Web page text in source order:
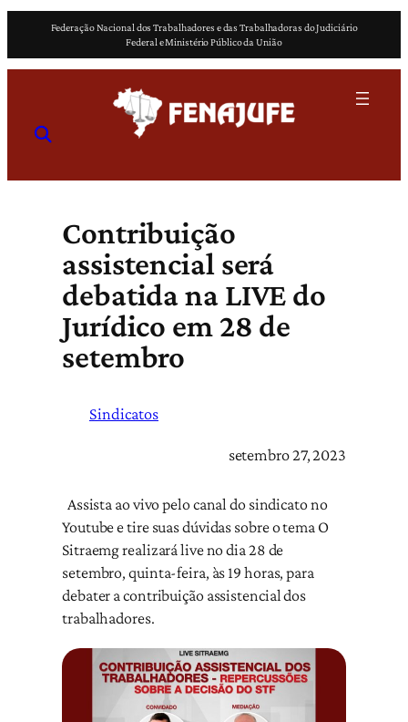
o
Federação Nacional dos Trabalhadores e das Trabalhadoras do Judiciário
Federal e Ministério Público da União
Contribuição
assistencial será
debatida na LIVE do
Jurídico em 28 de
setembro
Sindicatos
setembro 27, 2023
Assista ao vivo pelo canal do sindicato no
Youtube e tire suas dúvidas sobre o tema O
Sitraemg realizará live no dia 28 de
setembro, quinta-feira, às 19 horas, para
debater a contribuição assistencial dos
trabalhadores.